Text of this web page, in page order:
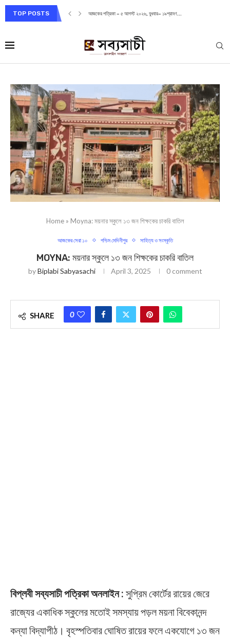
TOP POSTS আজকের পত্রিকা – ৫ আগস্ট ২০২৬, বুধবার– ১৯শ্রাবণ...
Home» Moyna: ময়নার স্কুলে ১৩ জন শিক্ষকের চাকরি বাতিল
আজকের সেরা ১০ পশ্চিম মেদিনীপুর সাহিত্য ও সংস্কৃতি
MOYNA: ময়নার স্কুলে ১৩ জন শিক্ষকের চাকরি বাতিল
byBiplabi Sabyasachi April 3, 2025 0 comment
SHARE 0
বিপ্লবী সব্যসাচী পত্রিকা অনলাইন : সুপ্রিম কোর্টের রায়ের জেরে
রাজ্যের একাধিক স্কুলের মতোই সমস্যায় পড়ল ময়না বিবেকানন্দ
কন্যা বিদ্যাপীঠ। বৃহস্পতিবার ঘোষিত রায়ের ফলে একযোগে ১৩ জন